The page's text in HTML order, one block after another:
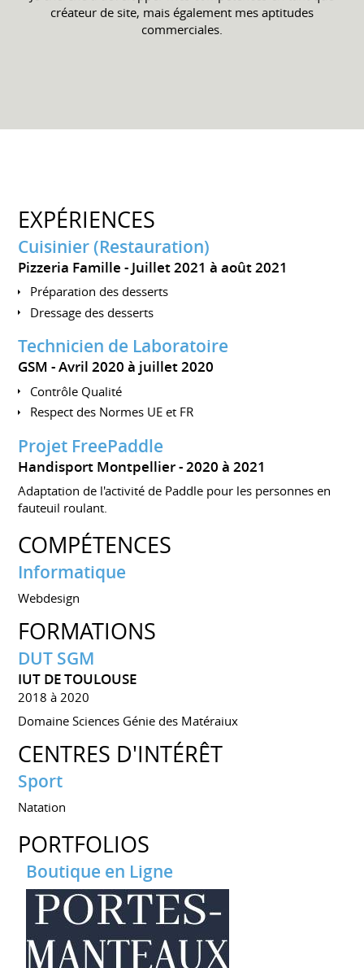
créateur de site, mais également mes aptitudes
commerciales.
EXPÉRIENCES
Cuisinier (Restauration)
Pizzeria Famille Juillet 2021 à août 2021
Préparation des desserts
Dressage des desserts
Technicien de Laboratoire
GSM Avril 2020 à juillet 2020
Contrôle Qualité
Respect des Normes UE et FR
Projet FreePaddle
Handisport Montpellier 2020 à 2021
Adaptation de l'activité de Paddle pour les personnes en
fauteuil roulant.
COMPÉTENCES
Informatique
Webdesign
FORMATIONS
DUT SGM
IUT DE TOULOUSE
2018 à 2020
Domaine Sciences Génie des Matéraiux
CENTRES D'INTÉRÊT
Sport
Natation
PORTFOLIOS
Boutique en Ligne